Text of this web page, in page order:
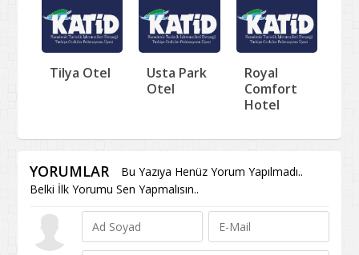
Tilya Otel
Usta Park
Otel
Royal
Comfort
Hotel
YORUMLAR
Bu Yazıya Henüz Yorum Yapılmadı..
Belki İlk Yorumu Sen Yapmalısın..